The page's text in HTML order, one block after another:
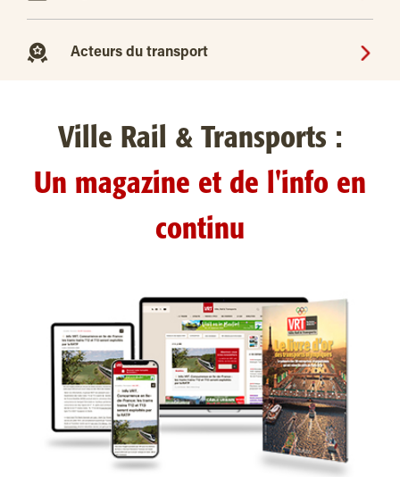
Acteurs du transport
Ville Rail & Transports :
Un magazine et de l'info en
continu